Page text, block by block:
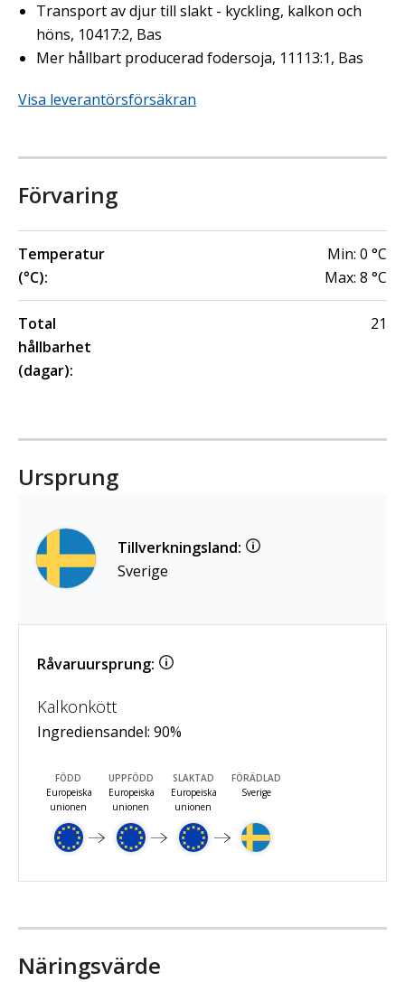
Transport av djur till slakt - kyckling, kalkon och
höns, 10417:2, Bas
Mer hållbart producerad fodersoja, 11113:1, Bas
Visa leverantörsförsäkran
Förvaring
Temperatur
(°C):
Min: 0 °C
Max: 8 °C
Total
hållbarhet
(dagar):
21
Ursprung
Tillverkningsland:
Sverige
Råvaruursprung:
Kalkonkött
Ingrediensandel: 90%
FÖDD
Europeiska
unionen
UPPFÖDD
Europeiska
unionen
SLAKTAD
Europeiska
unionen
FÖRÄDLAD
Sverige
Näringsvärde